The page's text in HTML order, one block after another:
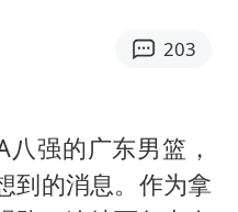
王虹邓煜的同学获统计学界诺贝尔奖
获《歌手2026》歌王
203
强的广东男篮，
到的消息。作为拿